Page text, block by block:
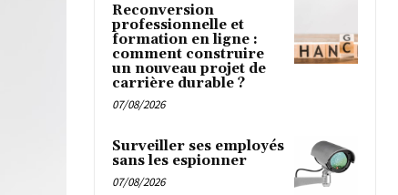
Reconversion
professionnelle et
formation en ligne :
comment construire
un nouveau projet de
carrière durable ?
07/08/2026
Surveiller ses employés
sans les espionner
07/08/2026